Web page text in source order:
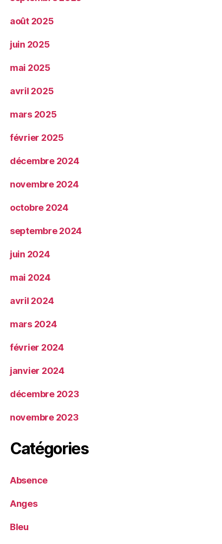
août 2025
juin 2025
mai 2025
avril 2025
mars 2025
février 2025
décembre 2024
novembre 2024
octobre 2024
septembre 2024
juin 2024
mai 2024
avril 2024
mars 2024
février 2024
janvier 2024
décembre 2023
novembre 2023
Catégories
Absence
Anges
Bleu